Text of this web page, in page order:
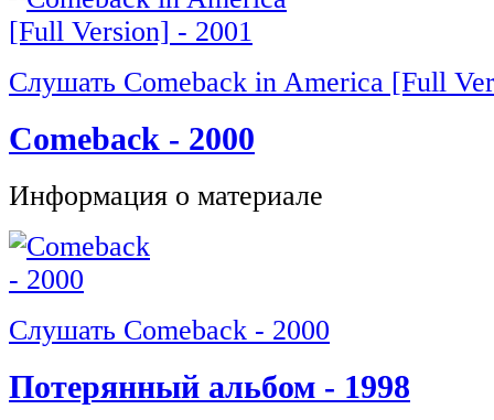
Слушать Comeback in America [Full
Comeback - 2000
Информация о материале
Слушать Comeback - 2000
Потерянный альбом - 1998